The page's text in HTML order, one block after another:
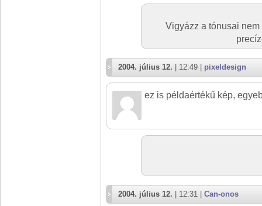
Vigyázz a tónusai
2004. július 12. | 12:49 | pixeldesign
ez is példaértékű kép,
2004. július 12. | 12:31 | Can-onos